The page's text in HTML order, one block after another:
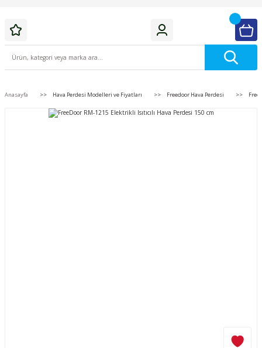
Anasayfa Hava Perdesi Modelleri ve Fiyatları Freedoor Hava Perdesi